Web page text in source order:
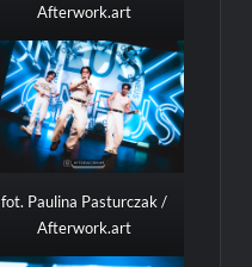
Afterwork.art
fot. Paulina Pasturczak /
Afterwork.art